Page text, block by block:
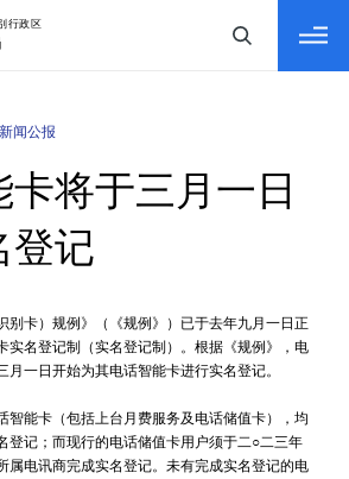
新闻公报
卡将于三月一日
登记
卡）规例》（《规例》）已于去年九月一日正
实名登记制（实名登记制）。根据《规例》，电
月一日开始为其电话智能卡进行实名登记。
能卡（包括上台月费服务及电话储值卡），均
登记；而现行的电话储值卡用户须于二○二三年
属电讯商完成实名登记。未有完成实名登记的电